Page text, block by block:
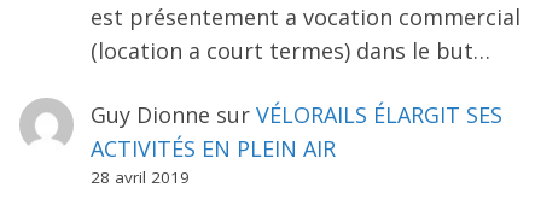
est présentement a vocation commercial
(location a court termes) dans le but…
Guy Dionne sur VÉLORAILS ÉLARGIT SES
ACTIVITÉS EN PLEIN AIR
28 avril 2019